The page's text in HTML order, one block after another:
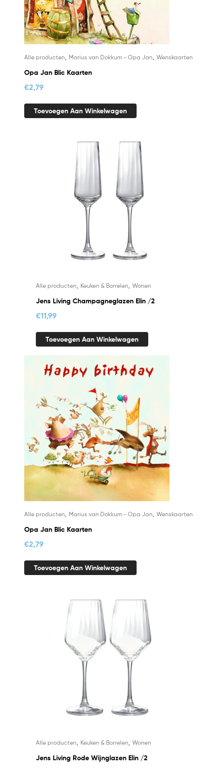
Alle producten Marius van Dokkum - Opa Jan Wenskaarten
Opa Jan Blic Kaarten
€2,79
Toevoegen Aan Winkelwagen
Alle producten Keuken & Borrelen Wonen
Jens Living Champagneglazen Elin /2
€11,99
Toevoegen Aan Winkelwagen
Alle producten Marius van Dokkum - Opa Jan Wenskaarten
Opa Jan Blic Kaarten
€2,79
Toevoegen Aan Winkelwagen
Alle producten Keuken & Borrelen Wonen
Jens Living Rode Wijnglazen Elin /2